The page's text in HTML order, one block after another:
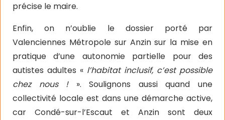
précise le maire.
Enfin, on n’oublie le dossier porté par
Valenciennes Métropole sur Anzin sur la mise en
pratique d’une autonomie partielle pour des
autistes adultes « l’habitat inclusif, c’est possible
chez nous !». Soulignons aussi quand une
collectivité locale est dans une démarche active,
car Condé-sur-l’Escaut et Anzin sont deux